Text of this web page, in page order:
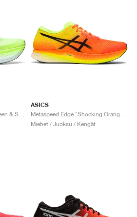
ASICS
Miehet / Juoksu / Kengät